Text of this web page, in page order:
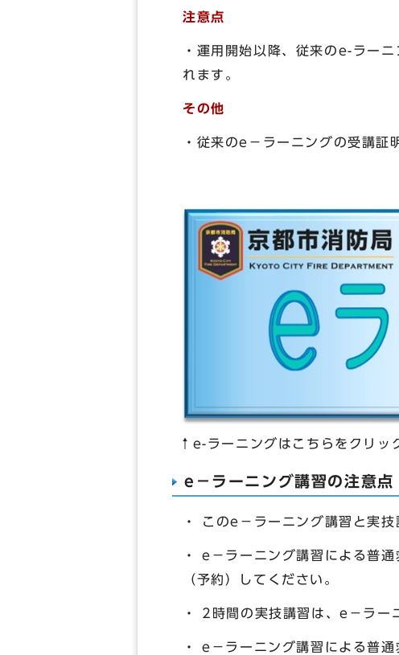
注意点
・運用開始以降、従来のe-ラー
れます。
その他
・従来のe－ラーニングの受講証
↑e-ラーニングはこちらをクリッ
e－ラーニング講習の注意点
・ このe－ラーニング講習と実
・ e－ラーニング講習による普
（予約）してください。
・ 2時間の実技講習は、e－ラー
・ e－ラーニング講習による普